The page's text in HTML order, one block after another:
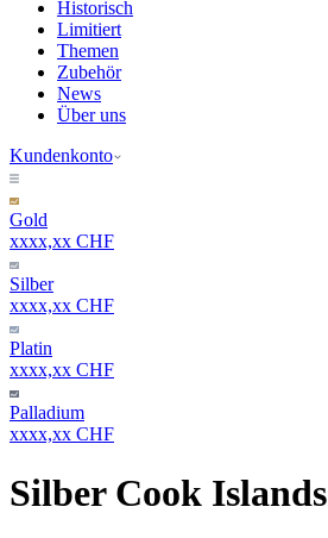
Historisch
Limitiert
Themen
Zubehör
News
Über uns
Kundenkonto
Gold
xxxx,xx CHF
Silber
xxxx,xx CHF
Platin
xxxx,xx CHF
Palladium
xxxx,xx CHF
Silber Cook Islands